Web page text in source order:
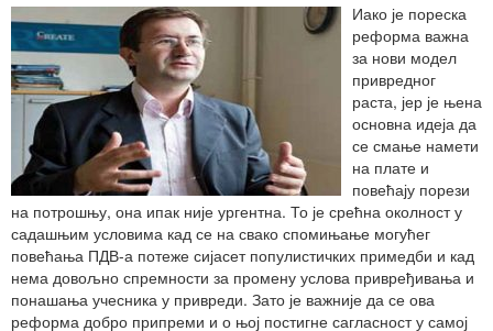
Иако је пореска
реформа важна
за нови модел
привредног
раста, јер је њена
основна идеја да
се смање намети
на плате и
повећају порези
на потрошњу, она ипак није ургентна. То је срећна околност у
садашњим условима кад се на свако спомињање могућег
повећања ПДВ-а потеже сијасет популистичких примедби и кад
нема довољно спремности за промену услова привређивања и
понашања учесника у привреди. Зато је важније да се ова
реформа добро припреми и о њој постигне сагласност у самој